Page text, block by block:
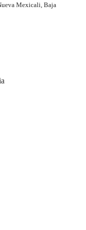
Mexicali, Baja